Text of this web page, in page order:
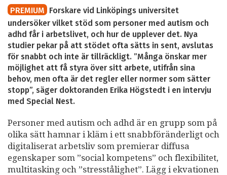
PREMIUM Forskare vid Linköpings universitet
undersöker vilket stöd som personer med autism och
adhd får i arbetslivet, och hur de upplever det. Nya
studier pekar på att stödet ofta sätts in sent, avslutas
för snabbt och inte är tillräckligt. ”Många önskar mer
möjlighet att få styra över sitt arbete, utifrån sina
behov, men ofta är det regler eller normer som sätter
stopp”, säger doktoranden Erika Högstedt i en intervju
med Special Nest.
Personer med autism och adhd är en grupp som på
olika sätt hamnar i kläm i ett snabbföränderligt och
digitaliserat arbetsliv som premierar diffusa
egenskaper som ”social kompetens” och flexibilitet,
multitasking och ”stresstålighet”. Lägg i ekvationen